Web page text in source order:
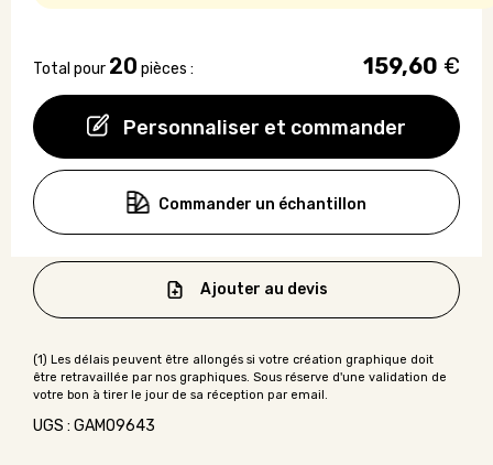
Personnaliser et commander
Total pour 20 pièces : 159,60 €
Commander un échantillon
Ajouter au devis
UGS : GAMO9643